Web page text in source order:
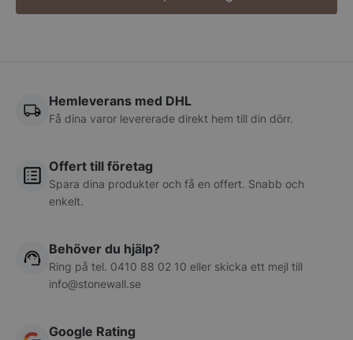
Hemleverans med DHL
Få dina varor levererade direkt hem till din dörr.
Offert till företag
Spara dina produkter och få en offert. Snabb och
enkelt.
Behöver du hjälp?
Ring på tel. 0410 88 02 10 eller skicka ett mejl till
info@stonewall.se
Google Rating
kärnwebbplatsfunktioner som användarinloggning
och kontohantering. Webbplatsen kan inte
användas ordentligt utan strikt nödvändiga cookies.
__lc_cid
Services